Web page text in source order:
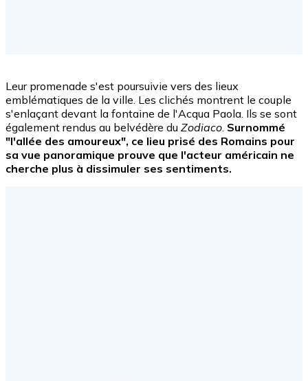
Leur promenade s'est poursuivie vers des lieux
emblématiques de la ville. Les clichés montrent le couple
s'enlaçant devant la fontaine de l'Acqua Paola. Ils se sont
également rendus au belvédère du Zodiaco Surnommé
"l'allée des amoureux", ce lieu prisé des Romains pour
sa vue panoramique prouve que l'acteur américain ne
cherche plus à dissimuler ses sentiments.